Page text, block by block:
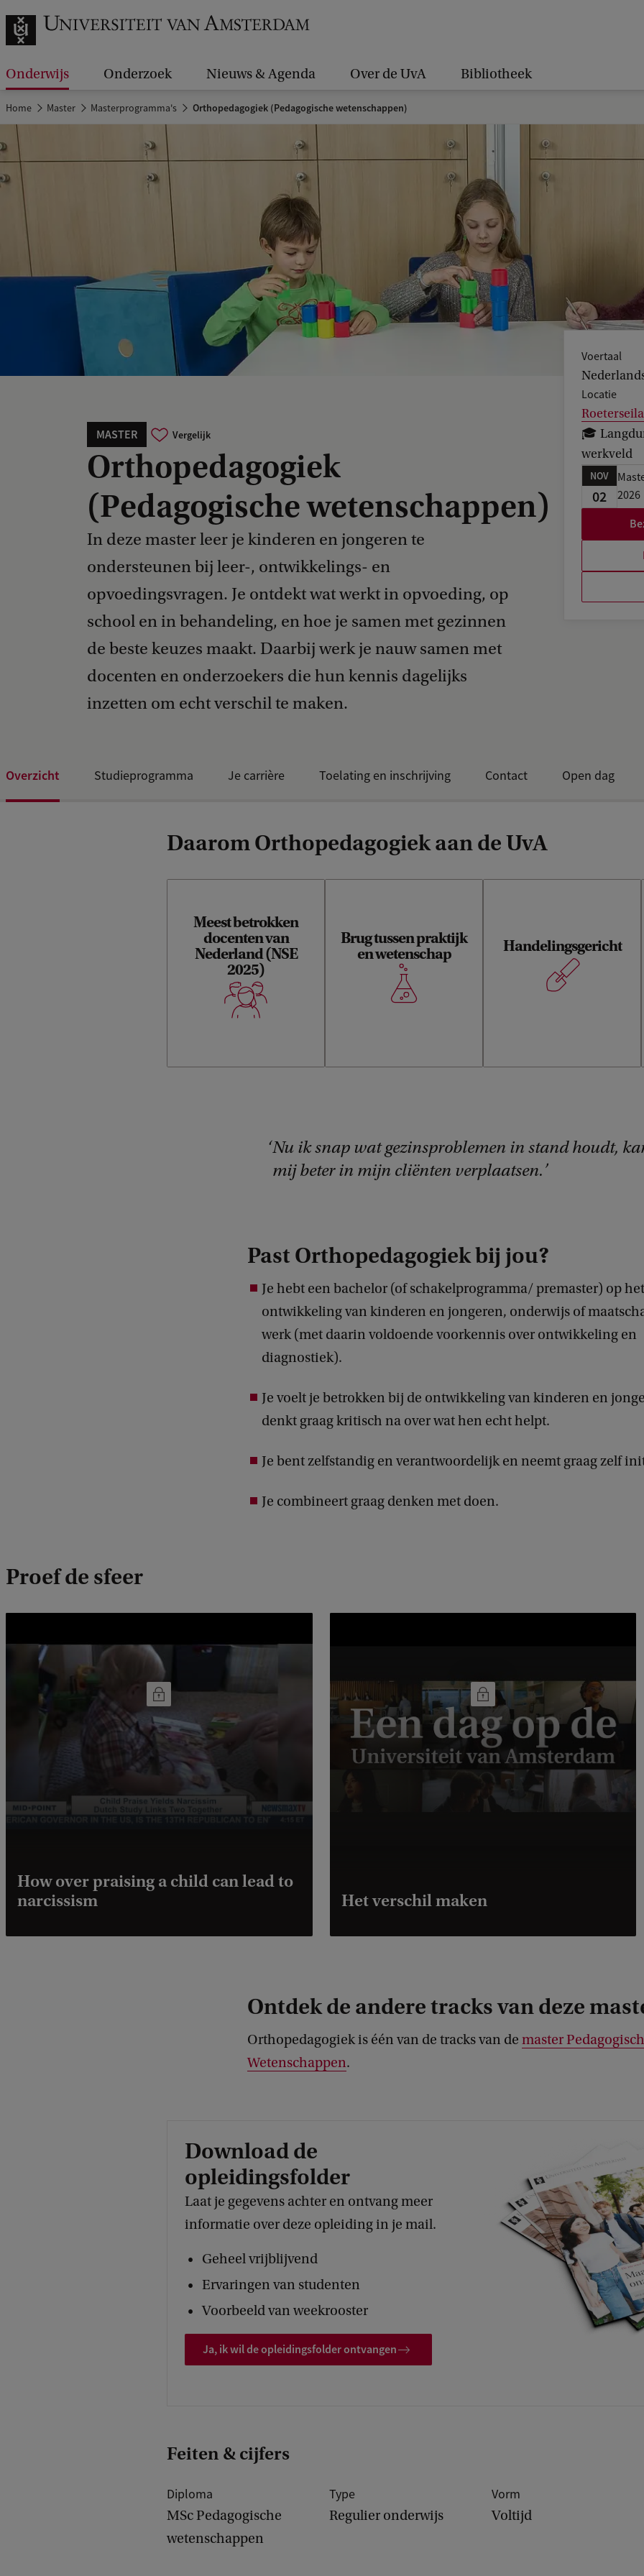
Onderwijs Onderzoek Nieuws & Agenda Over de UvA Bibliotheek
Home Master Masterprogramma's Orthopedagogiek (Pedagogische wetenschappen)
MASTER Vergelijk
Orthopedagogiek
(Pedagogische wetenschappen)
In deze master leer je kinderen en jongeren te
ondersteunen bij leer-, ontwikkelings- en
opvoedingsvragen. Je ontdekt wat werkt in opvoeding, op
school en in behandeling, en hoe je samen met gezinnen
de beste keuzes maakt. Daarbij werk je nauw samen met
docenten en onderzoekers die hun kennis dagelijks
inzetten om echt verschil te maken.
Voertaal
Locatie
🎓
werkveld
NOV
02
2026
Overzicht Studieprogramma Je carrière Toelating en inschrijving Contact Open dag
Daarom Orthopedagogiek aan de UvA
Meest betrokken
docenten van
Nederland (NSE
2025)
Brug tussen praktijk
en wetenschap
Handelingsgericht
Nu ik snap wat gezinsproblemen in stand houdt,
mij beter in mijn cliënten verplaatsen.
Past Orthopedagogiek bij jou?
Je hebt een bachelor (of schakelprogramma/ premaster) op
ontwikkeling van kinderen en jongeren, onderwijs of
werk (met daarin voldoende voorkennis over ontwikkeling en
diagnostiek).
Je voelt je betrokken bij de ontwikkeling van kinderen en
denkt graag kritisch na over wat hen echt helpt.
Je bent zelfstandig en verantwoordelijk en neemt graag zelf
Je combineert graag denken met doen.
Proef de sfeer
How over praising a child can lead to
narcissism
Het verschil maken
Ontdek de andere tracks van deze
Orthopedagogiek is één van de tracks van de master
Wetenschappen.
Download de
opleidingsfolder
Laat je gegevens achter en ontvang meer
informatie over deze opleiding in je mail.
Geheel vrijblijvend
Ervaringen van studenten
Voorbeeld van weekrooster
Ja, ik wil de opleidingsfolder ontvangen
Feiten & cijfers
Diploma
MSc Pedagogische
wetenschappen
Type
Regulier onderwijs
Vorm
Voltijd